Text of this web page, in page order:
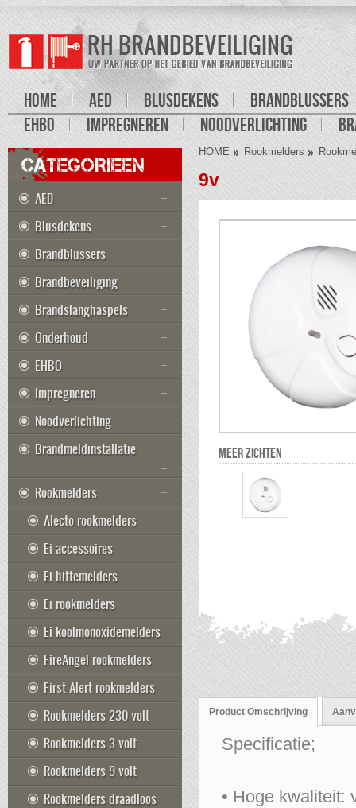
HOME AED BLUSDEKENS
BRANDBLUSSERS
EHBO
IMPREGNEREN NOODVERLICHTING
HOME Rookmelders
9v
MEER ZICHTEN
Product Omschrijving
Specificatie;
• Hoge kwaliteit:
CATEGORIEEN
AED
Blusdekens
Brandblussers
Brandbeveiliging
Brandslanghaspels
Onderhoud
EHBO
Impregneren
Noodverlichting
Brandmeldinstallatie
Rookmelders
Alecto rookmelders
Ei accessoires
Ei hittemelders
Ei rookmelders
Ei koolmonoxidemelders
FireAngel rookmelders
First Alert rookmelders
Rookmelders 230 volt
Rookmelders 3 volt
Rookmelders 9 volt
Rookmelders draadloos